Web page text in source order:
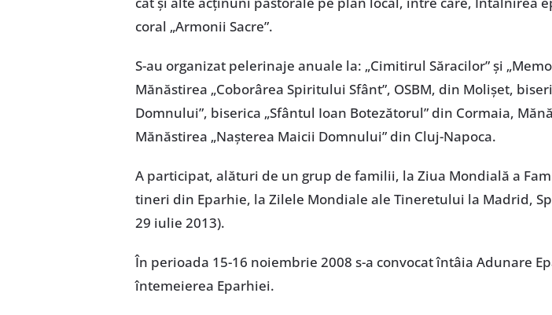
coral „Armonii Sacre”.
S-au organizat pelerinaje anuale la: „Cimitirul Săracilor” și
Mănăstirea „Coborârea Spiritului Sfânt”, OSBM, din Molișet,
Domnului”, biserica „Sfântul Ioan Botezătorul” din Cormaia,
Mănăstirea „Nașterea Maicii Domnului” din Cluj-Napoca.
A participat, alături de un grup de familii, la Ziua Mondială a
tineri din Eparhie, la Zilele Mondiale ale Tineretului la Madrid,
29 iulie 2013).
În perioada 15-16 noiembrie 2008 s-a convocat întâia Adunare
întemeierea Eparhiei.